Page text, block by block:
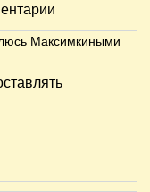
Максимкиными